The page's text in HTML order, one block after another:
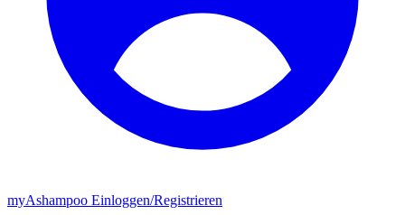
myAshampoo Einloggen/Registrieren